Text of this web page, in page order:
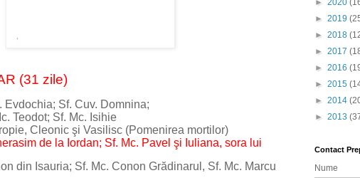
(31 zile)
Sf. Cuv. Domnina;
Sf. Mc. Isihie
Cleonic şi Vasilisc (Pomenirea mortilor)
de la Iordan; Sf. Mc. Pavel şi Iuliana, sora lui
Isauria; Sf. Mc. Conon Grădinarul, Sf. Mc. Marcu
► 2020
► 2019
► 2018
► 2017
► 2016
► 2015
► 2014
► 2013
Contact
Nume